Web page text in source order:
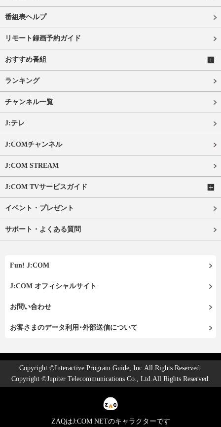
番組表ヘルプ
リモート録画予約ガイド
おすすめ番組
ランキング
チャンネル一覧
J:テレ
J:COMチャンネル
J:COM STREAM
J:COM TVサービスガイド
イベント・プレゼント
サポート・よくある質問
Fun! J:COM
J:COM オフィシャルサイト
お問い合わせ
お客さまのデータ利用･外部送信について
Copyright ©Interactive Program Guide, Inc.All Rights Reserved.
Copyright ©Jupiter Telecommunications Co., Ltd.All Rights Reserved.
ZAQはJ:COM NETのキャラクターです